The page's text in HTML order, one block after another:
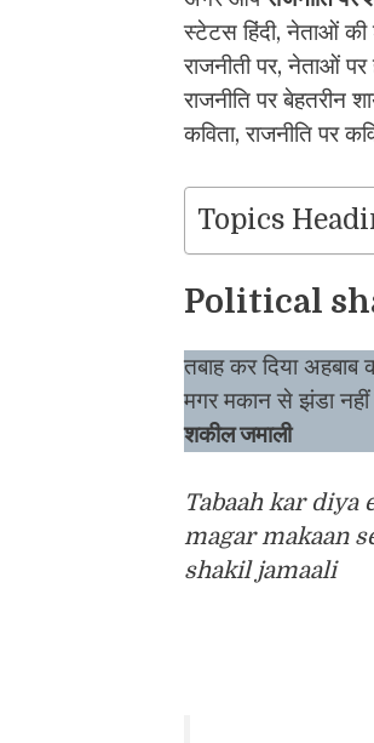
स्टेटस हिंदी, नेताओं की
राजनीती पर, नेताओं पर
राजनीति पर बेहतरीन
कविता, राजनीति पर
Topics
Political
तबाह कर दिया अहबाब
मगर मकान से झंडा नहीं
शकील जमाली
Tabaah kar diya
magar makaan
shakil jamaali